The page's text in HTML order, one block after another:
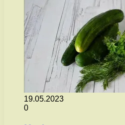
19.05.2023
0